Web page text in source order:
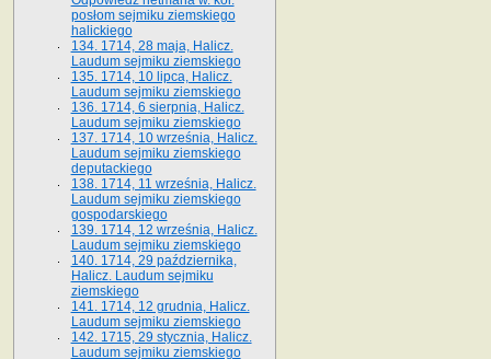
posłom sejmiku ziemskiego
halickiego
134. 1714, 28 maja, Halicz.
Laudum sejmiku ziemskiego
135. 1714, 10 lipca, Halicz.
Laudum sejmiku ziemskiego
136. 1714, 6 sierpnia, Halicz.
Laudum sejmiku ziemskiego
137. 1714, 10 września, Halicz.
Laudum sejmiku ziemskiego
deputackiego
138. 1714, 11 września, Halicz.
Laudum sejmiku ziemskiego
gospodarskiego
139. 1714, 12 września, Halicz.
Laudum sejmiku ziemskiego
140. 1714, 29 października,
Halicz. Laudum sejmiku
ziemskiego
141. 1714, 12 grudnia, Halicz.
Laudum sejmiku ziemskiego
142. 1715, 29 stycznia, Halicz.
Laudum sejmiku ziemskiego